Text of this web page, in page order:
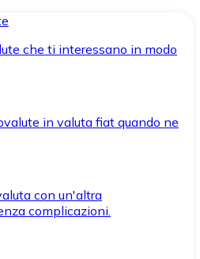
che ti interessano in modo
in valuta fiat quando ne
con un'altra
complicazioni.